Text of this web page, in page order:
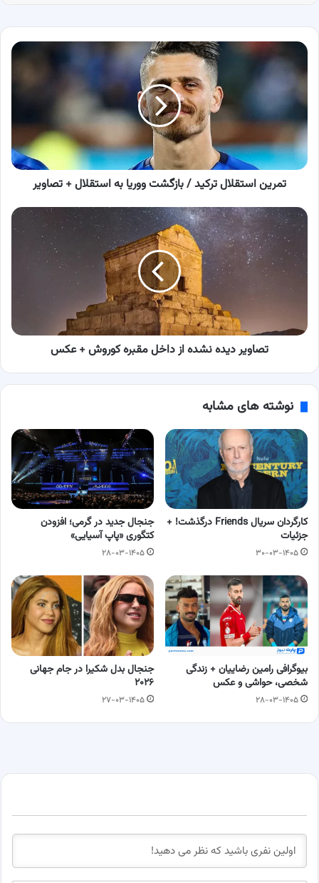
تمرین
استقلال
ترکید
بازگشت
ووریا
به
استقلال
+
تصاویرتمرین استقلال ترکید / بازگشت ووریا به استقلال + تصاویر
تصاویر
دیده
نشده
از
داخل
مقبره
عکس
تصاویر دیده نشده از داخل مقبره کوروش + عکس
نوشته های مشابه
کارگردان سریال Friends درگذشت! +
جزئیات
۳۰-۰۳-۱۴۰۵
جنجال جدید در گرمی؛ افزودن
کتگوری «پاپ آسیایی»
۲۸-۰۳-۱۴۰۵
بیوگرافی رامین رضاییان + زندگی
شخصی، حواشی و عکس
۲۸-۰۳-۱۴۰۵
جنجال بدل شکیرا در جام جهانی
۲۰۲۶
۲۷-۰۳-۱۴۰۵